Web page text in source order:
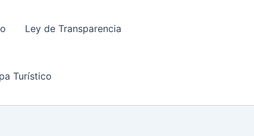
Ley de Transparencia
Turístico